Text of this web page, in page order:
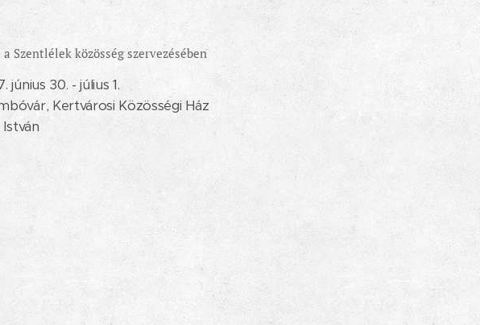
Szentlélek közösség szervezésében
június 30. - július 1.
Kertvárosi Közösségi Ház